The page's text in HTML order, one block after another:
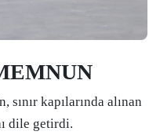
kapılarında alınan
dile getirdi.